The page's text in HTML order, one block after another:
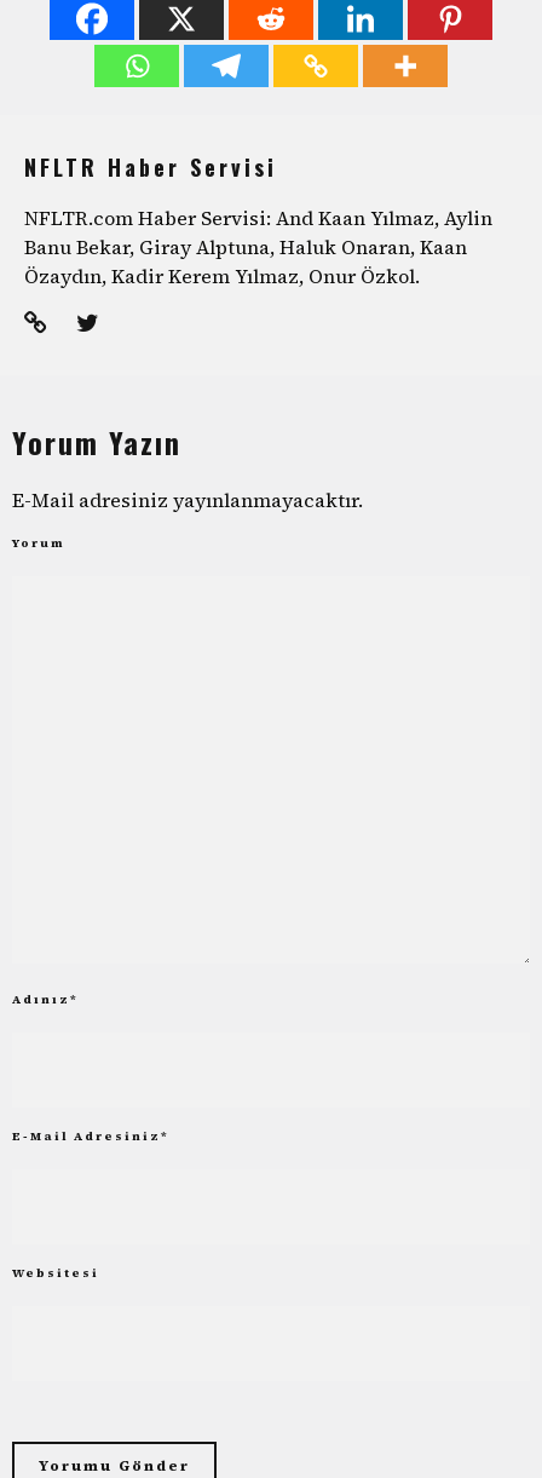
NFLTR Haber Servisi
NFLTR.com Haber Servisi: And Kaan Yılmaz, Aylin
Banu Bekar, Giray Alptuna, Haluk Onaran, Kaan
Özaydın, Kadir Kerem Yılmaz, Onur Özkol.
Yorum Yazın
E-Mail adresiniz yayınlanmayacaktır.
Yorum
Adınız *
E-Mail Adresiniz *
Websitesi